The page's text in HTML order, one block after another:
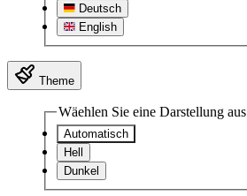
Deutsch
English
Theme
Wäehlen Sie eine Darstellung aus
Automatisch
Hell
Dunkel